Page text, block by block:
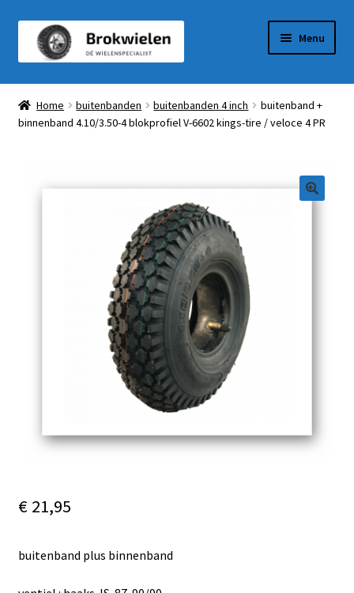
door
navigatie
naar
inhoud
Menu
Winkel
Winkelmandje
Home buitenbanden buitenbanden 4 inch
buitenband +
binnenband 4.10/3.50-4 blokprofiel V-6602 kings-tire / veloce 4 PR
€21,95
buitenband plus binnenband